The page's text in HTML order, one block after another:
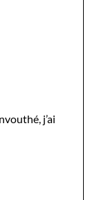
j’ai